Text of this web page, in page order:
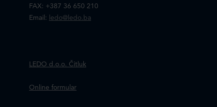
FAX: +387 36 650 210
Email:
ledo@ledo.ba
LEDO d.o.o. Čitluk
Online formular